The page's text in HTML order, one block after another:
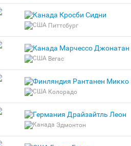
Кросби Сидни
Питтсбург
Марчессо Джонатан
Вегас
Рантанен Микко
Колорадо
Драйзайтль Леон
Эдмонтон